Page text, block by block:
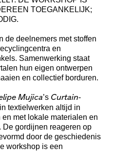
TOEGANKELIJK;
de deelnemers met stoffen
en
Samenwerking staat
hun eigen ontwerpen
en collectief borduren.
Mujica’s Curtain-
textielwerken altijd in
met lokale materialen en
De gordijnen reageren op
door de geschiedenis
workshop is een